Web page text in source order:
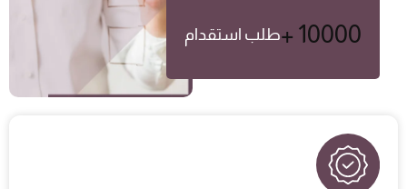
10000
+طلب استقدام